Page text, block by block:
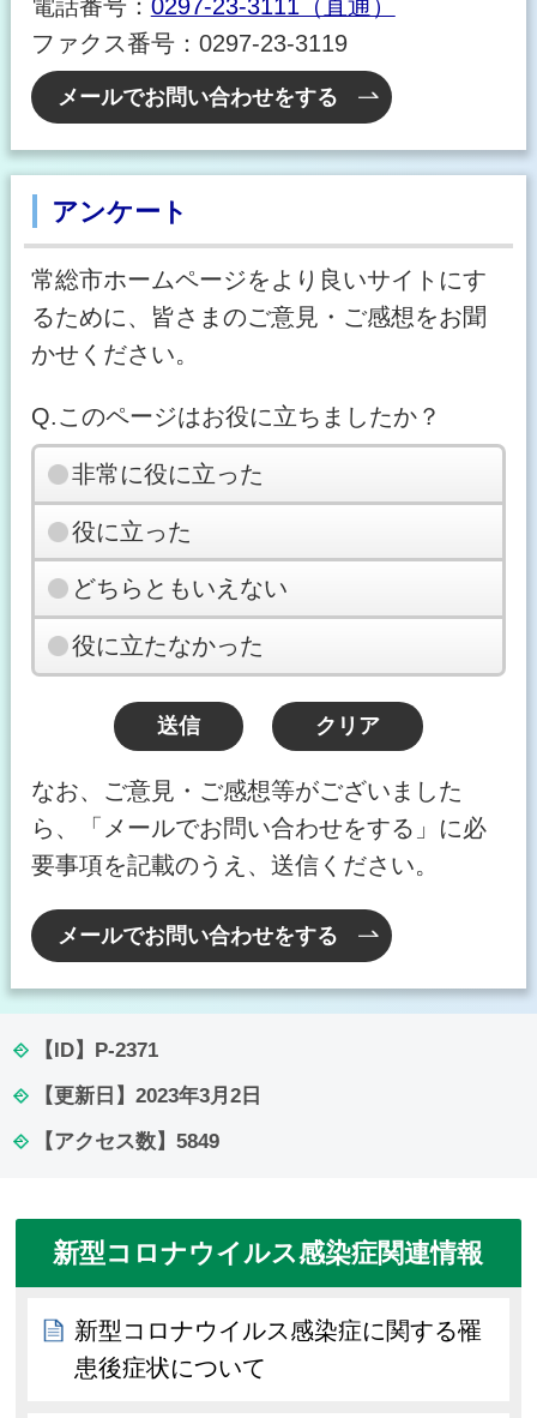
電話番号： 0297-23-3111（直通）
ファクス番号：0297-23-3119
メールでお問い合わせをする
アンケート
常総市ホームページをより良いサイトにす
るために、皆さまのご意見・ご感想をお聞
かせください。
Q.このページはお役に立ちましたか？
非常に役に立った
役に立った
どちらともいえない
役に立たなかった
なお、ご意見・ご感想等がございました
ら、「メールでお問い合わせをする」に必
要事項を記載のうえ、送信ください。
メールでお問い合わせをする
【ID】 P-2371
【更新日】 2023年3月2日
【アクセス数】 5849
新型コロナウイルス感染症関連情報
新型コロナウイルス感染症に関する罹
患後症状について